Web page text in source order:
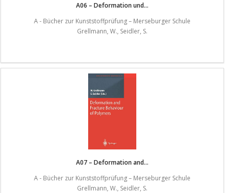
A06 – Deformation und...
A - Bücher zur Kunststoffprüfung – Merseburger Schule
Grellmann, W., Seidler, S.
A07 – Deformation and...
A - Bücher zur Kunststoffprüfung – Merseburger Schule
Grellmann, W., Seidler, S.